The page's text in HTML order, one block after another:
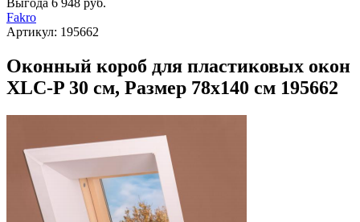
Выгода 6 948 руб.
Fakro
Артикул: 195662
Оконный короб для пластиковых окон
XLC-P 30 см, Размер 78х140 см 195662